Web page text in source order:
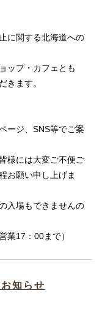
に関する北海道への
ップ・カフェとも
きます。
ージ、SNS等でご案
様には大変ご不便ご
お願い申し上げま
入場もできませんの
業17：00まで）
知らせ